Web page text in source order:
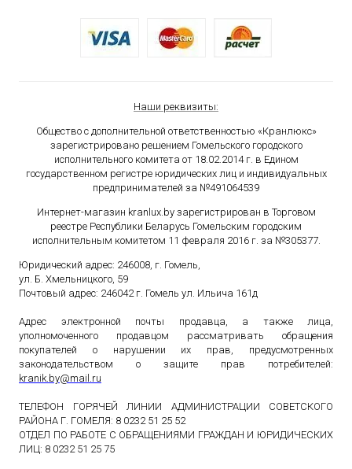
Наши реквизиты:
Общество с дополнительной ответственностью «Кранлюкс»
зарегистрировано решением Гомельского городского
исполнительного комитета от 18.02.2014 г. в Едином
государственном регистре юридических лиц и индивидуальных
предпринимателей за №491064539
Интернет-магазин kranlux.by зарегистрирован в Торговом
реестре Республики Беларусь Гомельским городским
исполнительным комитетом 11 февраля 2016 г. за №305377.
Юридический адрес: 246008, г. Гомель,
ул. Б. Хмельницкого, 59
Почтовый адрес: 246042 г. Гомель ул. Ильича 161д
Адрес электронной почты продавца, а также лица,
уполномоченного продавцом рассматривать обращения
покупателей о нарушении их прав, предусмотренных
законодательством о защите прав потребителей:
kranik.by@mail .ru
ТЕЛЕФОН ГОРЯЧЕЙ ЛИНИИ АДМИНИСТРАЦИИ СОВЕТСКОГО
РАЙОНА Г. ГОМЕЛЯ: 8 0232 51 25 52
ОТДЕЛ ПО РАБОТЕ С ОБРАЩЕНИЯМИ ГРАЖДАН И ЮРИДИЧЕСКИХ
ЛИЦ: 8 0232 51 25 75